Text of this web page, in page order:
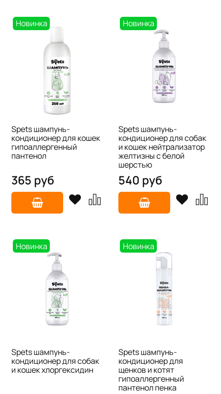
Новинка
Spets шампунь-
кондиционер для кошек
гипоаллергенный
пантенол
365 руб
Новинка
Spets шампунь-
кондиционер для собак
и кошек нейтрализатор
желтизны с белой
шерстью
540 руб
Новинка
Spets шампунь-
кондиционер для собак
и кошек хлоргексидин
Новинка
Spets шампунь-
кондиционер для
щенков и котят
гипоаллергенный
пантенол пенка